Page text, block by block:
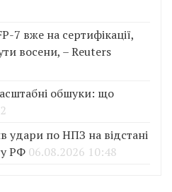
7 вже на сертифікації,
восени, – Reuters
обшуки: що
удари по НПЗ на відстані
РФ 06.08.2026 10:48